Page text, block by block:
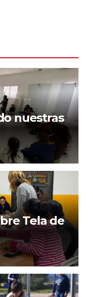
nuestras
Tela de